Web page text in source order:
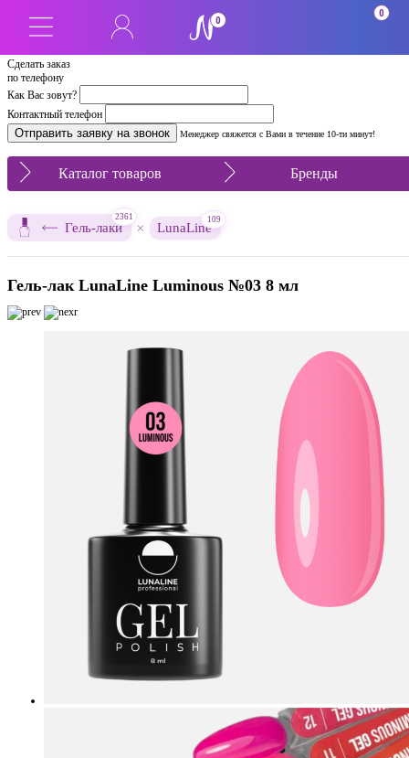
Сделать заказ
по телефону
Как Вас зовут?
Контактный телефон
Менеджер свяжется с Вами в течение 10-ти минут!
0
0
Каталог товаров Бренды
Гель-лаки
2361
× LunaLine
109
Гель-лак LunaLine Luminous №03 8 мл